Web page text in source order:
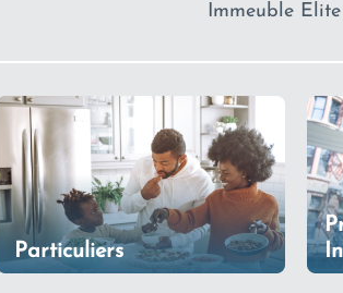
Immeuble
Particuliers